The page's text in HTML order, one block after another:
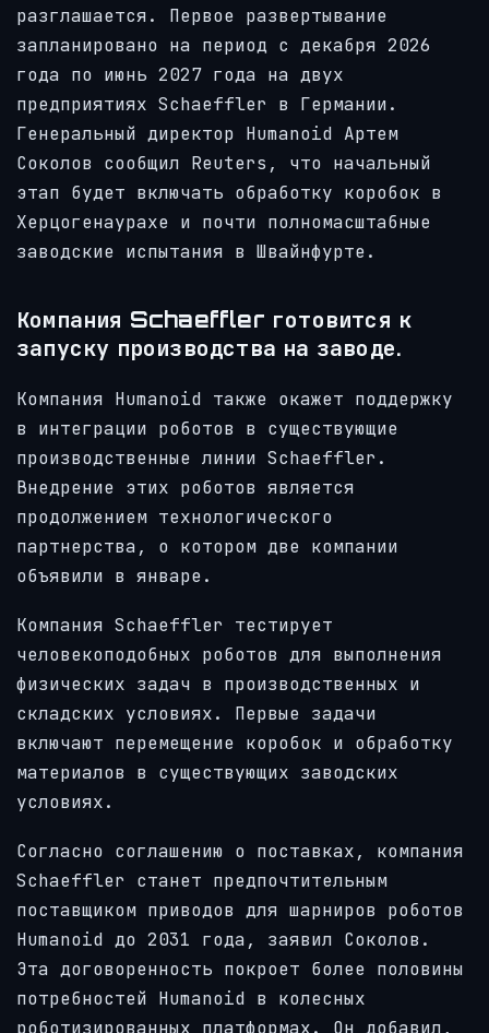
разглашается. Первое развертывание
запланировано на период с декабря 2026
года по июнь 2027 года на двух
предприятиях Schaeffler в Германии.
Генеральный директор Humanoid Артем
Соколов сообщил Reuters, что начальный
этап будет включать обработку коробок в
Херцогенаурахе и почти полномасштабные
заводские испытания в Швайнфурте.
Компания Schaeffler готовится к
запуску производства на заводе.
Компания Humanoid также окажет поддержку
в интеграции роботов в существующие
производственные линии Schaeffler.
Внедрение этих роботов является
продолжением технологического
партнерства, о котором две компании
объявили в январе.
Компания Schaeffler тестирует
человекоподобных роботов для выполнения
физических задач в производственных и
складских условиях. Первые задачи
включают перемещение коробок и обработку
материалов в существующих заводских
условиях.
Согласно соглашению о поставках, компания
Schaeffler станет предпочтительным
поставщиком приводов для шарниров роботов
Humanoid до 2031 года, заявил Соколов.
Эта договоренность покроет более половины
потребностей Humanoid в колесных
роботизированных платформах. Он добавил,